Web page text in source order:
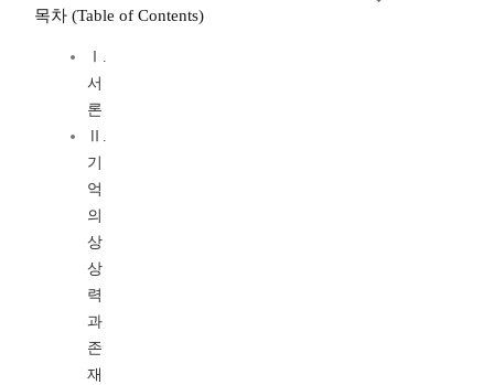
목차 (Table of Contents)
Ⅰ.
서
론
Ⅱ.
기
억
의
상
상
력
과
존
재